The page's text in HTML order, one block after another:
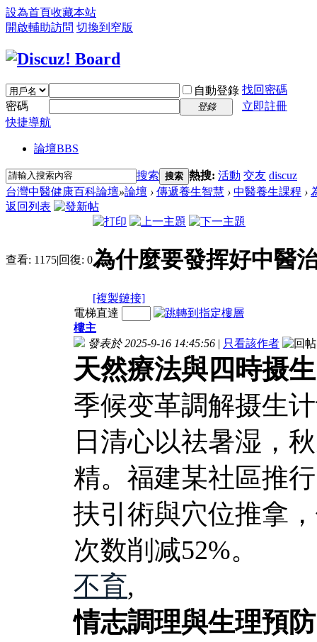
設為首頁收藏本站
開啟輔助訪問 切換到窄版
自動登錄 找回密碼
密碼
登錄
立即註冊
快捷導航
論壇BBS
搜索 搜索 熱搜: 活動 交友 discuz
台灣中醫健康百科論壇»論壇 › 傳遞養生智慧 › 中醫養生課程 ›
返回列表
查看: 1175|回復: 0為什麼要發挥好中醫
[複製鏈接]
電梯直達
樓主
發表於 2025-9-16 14:45:56 | 只看該作者
天然療法與四時摄生
季候变革調解摄生
日清心以祛暑湿，
精。福建某社區推
扶引術與穴位推拿
次数削减52%。
不育,
情志調理與生理預防